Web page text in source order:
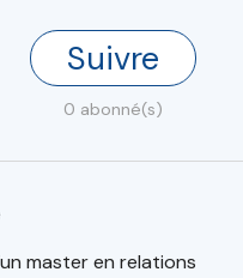
Suivre
0 abonné(s)
master en relations